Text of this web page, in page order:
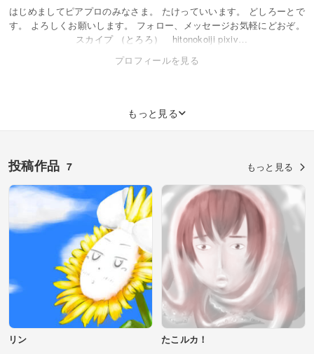
はじめましてピアプロのみなさま。 たけっていいます。 どしろーとで
す。 よろしくお願いします。 フォロー、メッセージお気軽にどおぞ。
スカイプ （とろろ） hitonokoiji pixiv
http://www.pixiv.net/member.php?id=2002939 ついったぁはじめまし
た。http://twitter.com/#!/tokushitake
プロフィールを見る
もっと見る
投稿作品 7 もっと見る
リン たこルカ！